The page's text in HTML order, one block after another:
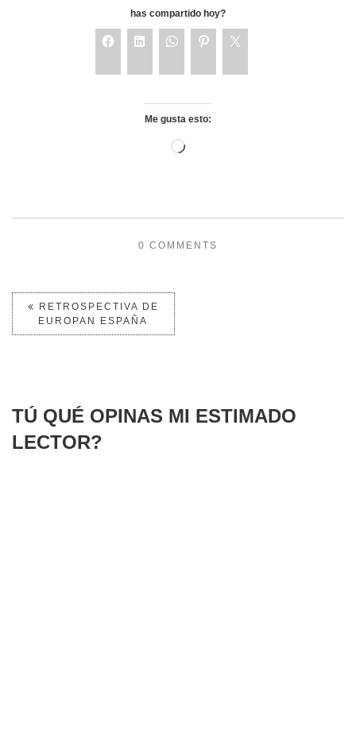
has compartido hoy?
Me gusta esto:
0 COMMENTS
RETROSPECTIVA DE
EUROPAN ESPAÑA
TÚ QUÉ OPINAS MI ESTIMADO
LECTOR?